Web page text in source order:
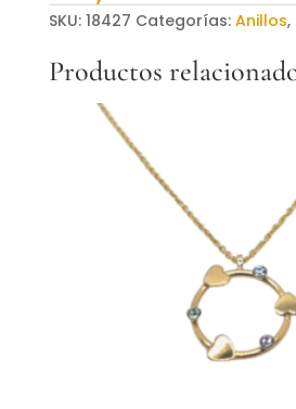
SKU: 18427 Categorías: Anillos,
Productos